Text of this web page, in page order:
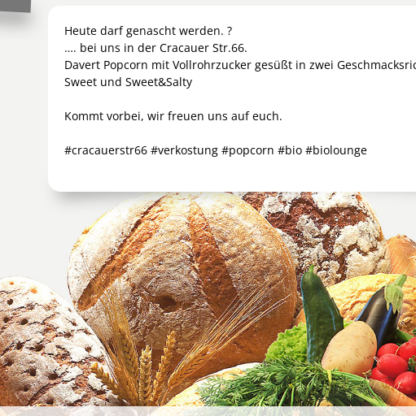
Heute darf genascht werden. ?
…. bei uns in der Cracauer Str.66.
Davert Popcorn mit Vollrohrzucker gesüßt in zwei
Sweet und Sweet&Salty
Kommt vorbei, wir freuen uns auf euch.
#cracauerstr66 #verkostung #popcorn #bio #biolounge